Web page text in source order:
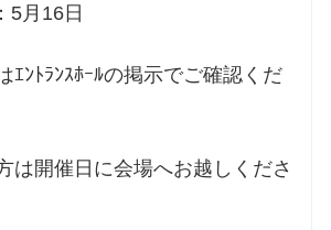
5月 16日
ｴﾝﾄﾗﾝｽﾎｰﾙの掲示でご確認くだ
は開催日に会場へお越しくださ